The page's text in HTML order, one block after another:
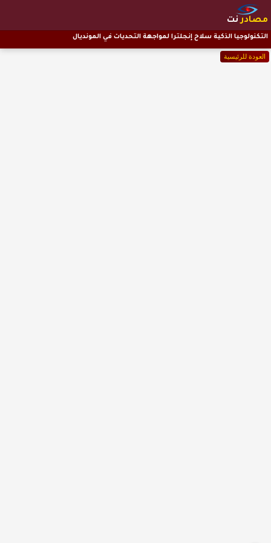
مصادرنت
العودة للرئيسية
التكنولوجيا الذكية سلاح إنجلترا لمواجهة التحديات في المونديال